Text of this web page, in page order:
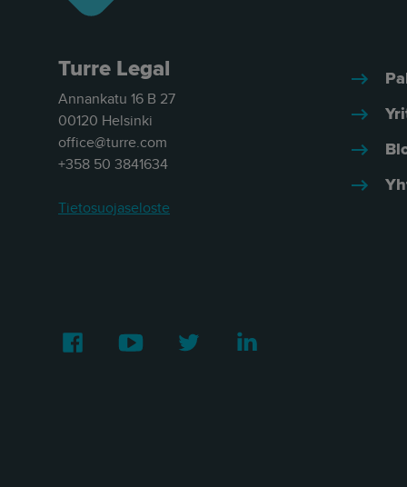
Turre Legal
Annankatu 16 B 27
00120 Helsinki
office@turre.com
+358 50 3841634
Tietosuojaseloste
Facebook Youtube Twitter